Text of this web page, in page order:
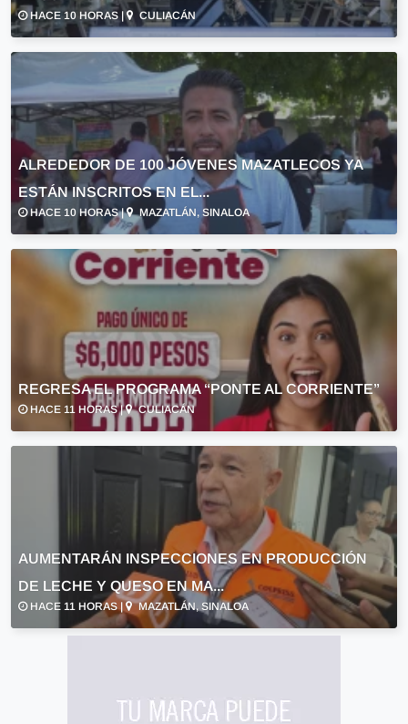
HACE 10 HORAS | CULIACÁN
ALREDEDOR DE 100 JÓVENES MAZATLECOS YA
ESTÁN INSCRITOS EN EL...
HACE 10 HORAS | MAZATLÁN, SINALOA
REGRESA EL PROGRAMA “PONTE AL CORRIENTE”
HACE 11 HORAS | CULIACÁN
AUMENTARÁN INSPECCIONES EN PRODUCCIÓN
DE LECHE Y QUESO EN MA...
HACE 11 HORAS | MAZATLÁN, SINALOA